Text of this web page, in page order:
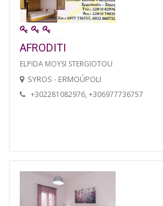
AFRODITI
ELPIDA MOYSI STERGIOTOU
SYROS - ERMOÚPOLI
+302281082976, +306977736757